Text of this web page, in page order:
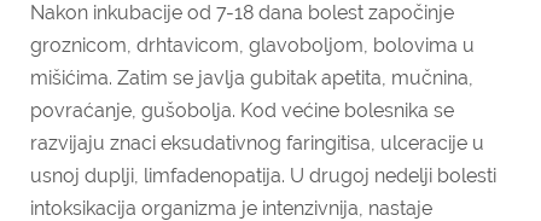
Nakon inkubacije od 7-18 dana bolest započinje
groznicom, drhtavicom, glavoboljom, bolovima u
mišićima. Zatim se javlja gubitak apetita, mučnina,
povraćanje, gušobolja. Kod većine bolesnika se
razvijaju znaci eksudativnog faringitisa, ulceracije u
usnoj duplji, limfadenopatija. U drugoj nedelji bolesti
intoksikacija organizma je intenzivnija, nastaje